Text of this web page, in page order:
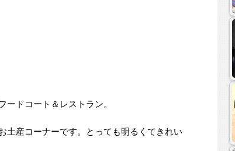
ドコート＆レストラン。
土産コーナーです。とっても明るくてきれい